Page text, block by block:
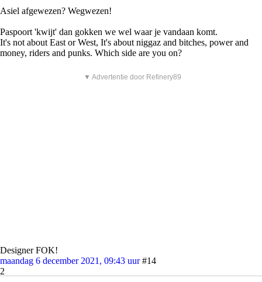
Asiel afgewezen? Wegwezen!
Paspoort 'kwijt' dan gokken we wel waar je vandaan komt.
It's not about East or West, It's about niggaz and bitches, power and
money, riders and punks. Which side are you on?
▼ Advertentie door Refinery89
Designer FOK!
maandag 6 december 2021, 09:43 uur #14
2